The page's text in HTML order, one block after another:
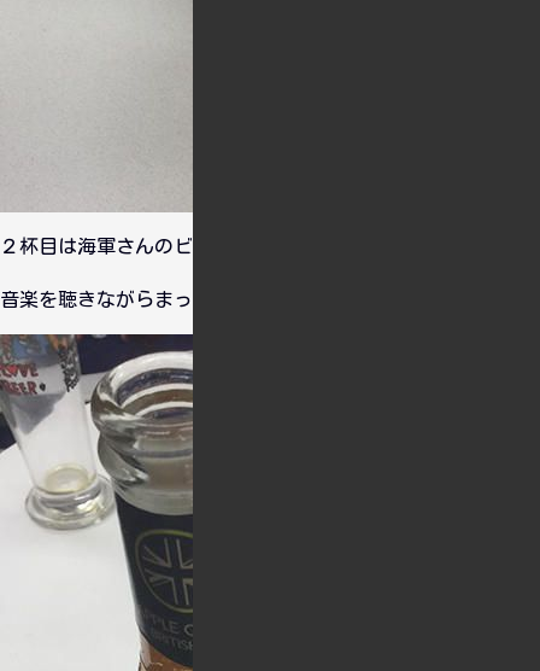
２杯目は海軍さんのビール ケルシュ。呉のビールですね。
音楽を聴きながらまったりしてました。